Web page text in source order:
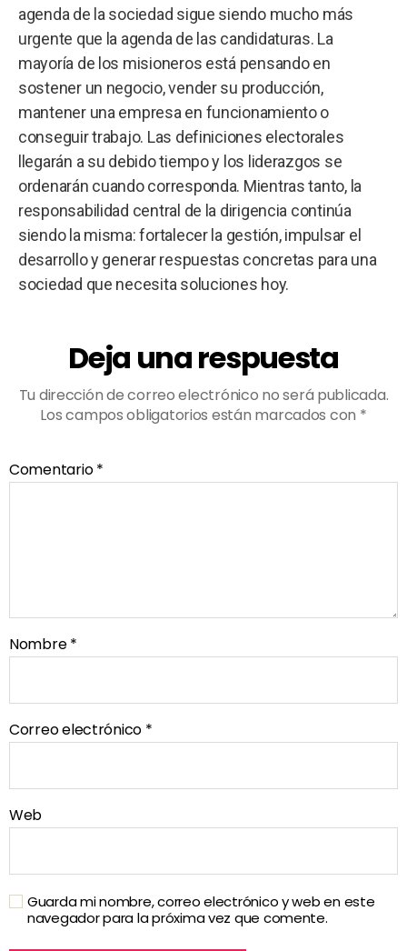
agenda de la sociedad sigue siendo mucho más
urgente que la agenda de las candidaturas. La
mayoría de los misioneros está pensando en
sostener un negocio, vender su producción,
mantener una empresa en funcionamiento o
conseguir trabajo. Las definiciones electorales
llegarán a su debido tiempo y los liderazgos se
ordenarán cuando corresponda. Mientras tanto, la
responsabilidad central de la dirigencia continúa
siendo la misma: fortalecer la gestión, impulsar el
desarrollo y generar respuestas concretas para una
sociedad que necesita soluciones hoy.
Deja una respuesta
Tu dirección de correo electrónico no será publicada.
Los campos obligatorios están marcados con *
Comentario*
Nombre*
Correo electrónico *
Web
Guarda mi nombre, correo electrónico y web en este
navegador para la próxima vez que comente.